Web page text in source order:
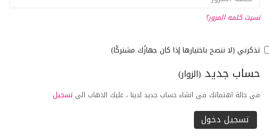
نسيت كلمه المرور؟
تذكرني (لا ننصح باختيارها إذا كان جهازًك مشتركًا)
حساب جديد (الزوار)
فى حالة اهتماتك فى انشاء حساب جديد لدينا ، عليك الذهاب الى تسجيل